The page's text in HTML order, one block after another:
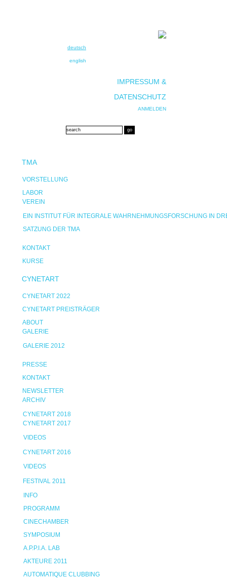
deutsch
english
IMPRESSUM &
DATENSCHUTZ
ANMELDEN
TMA
VORSTELLUNG
LABOR
VEREIN
EIN INSTITUT FÜR INTEGRALE WAHRNEHMUNGSFORSCHUNG IN
SATZUNG DER TMA
KONTAKT
KURSE
CYNETART
CYNETART 2022
CYNETART PREISTRÄGER
ABOUT
GALERIE
GALERIE 2012
PRESSE
KONTAKT
NEWSLETTER
ARCHIV
CYNETART 2018
CYNETART 2017
VIDEOS
CYNETART 2016
VIDEOS
FESTIVAL 2011
INFO
PROGRAMM
CINECHAMBER
SYMPOSIUM
A.P.P.I.A. LAB
AKTEURE 2011
AUTOMATIQUE CLUBBING